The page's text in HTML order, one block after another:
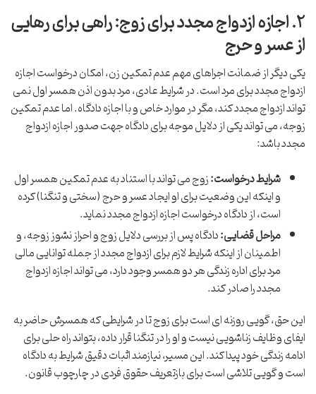
۲. اجازه ازدواج مجدد برای زوج: راهی برای رهایی
از عسر و حرج
یکی دیگر از ضمانت اجراهای مهم عدم تمکین زن، امکان درخواست اجازه
ازدواج مجدد برای مرد است. در شرایط عادی، مرد بدون اذن همسر اول نمی
تواند ازدواج مجدد کند، مگر در موارد خاص و با اجازه دادگاه. اما عدم تمکین
زوجه، می تواند یکی از دلایل موجه برای دادگاه جهت صدور اجازه ازدواج
مجدد باشد:
شرایط درخواست:زوج می تواند با استناد به عدم تمکین همسر اول
و اینکه این وضعیت برای او ایجاد عسر و حرج (سختی و تنگنا) کرده
است، از دادگاه درخواست اجازه ازدواج مجدد نماید.
مراحل قضایی:دادگاه پس از بررسی دلایل زوج و احراز نشوز زوجه، و
اطمینان از اینکه شرایط لازم برای ازدواج مجدد از جمله توانایی مالی
مرد برای اداره زندگی هر دو همسر وجود دارد، می تواند اجازه ازدواج
مجدد را صادر کند.
این حق، گویی روزنه ای است برای زوج تا در شرایطی که همسرش حاضر به
ایفای وظایف زناشویی نیست و او را در تنگنا قرار داده، بتواند راه حلی برای
ادامه زندگی خود پیدا کند. این مسیر، نیازمند اثبات دقیق شرایط به دادگاه
است و گویی تلاشی است برای بازتعریف حقوق فردی در چارچوب قانون.